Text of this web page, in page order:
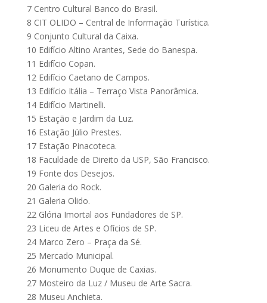
7 Centro Cultural Banco do Brasil.
8 CIT OLIDO – Central de Informação Turística.
9 Conjunto Cultural da Caixa.
10 Edifício Altino Arantes, Sede do Banespa.
11 Edifício Copan.
12 Edifício Caetano de Campos.
13 Edifício Itália – Terraço Vista Panorâmica.
14 Edifício Martinelli.
15 Estação e Jardim da Luz.
16 Estação Júlio Prestes.
17 Estação Pinacoteca.
18 Faculdade de Direito da USP, São Francisco.
19 Fonte dos Desejos.
20 Galeria do Rock.
21 Galeria Olido.
22 Glória Imortal aos Fundadores de SP.
23 Liceu de Artes e Ofícios de SP.
24 Marco Zero – Praça da Sé.
25 Mercado Municipal.
26 Monumento Duque de Caxias.
27 Mosteiro da Luz / Museu de Arte Sacra.
28 Museu Anchieta.